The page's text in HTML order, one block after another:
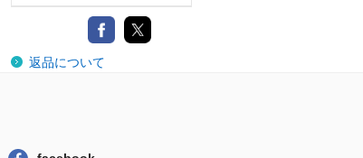
ソシム
ゾンビ化する社会
生きづらい時...
返品について